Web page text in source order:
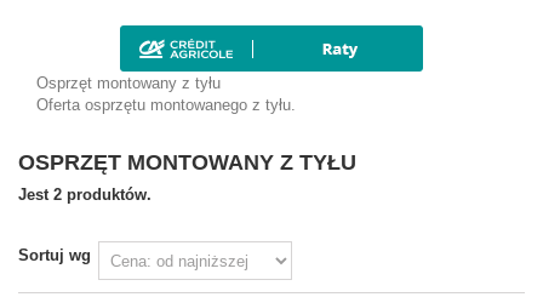
Osprzęt montowany z tyłu
Oferta osprzętu montowanego z tyłu.
OSPRZĘT MONTOWANY Z TYŁU
Jest 2 produktów.
Sortuj wg